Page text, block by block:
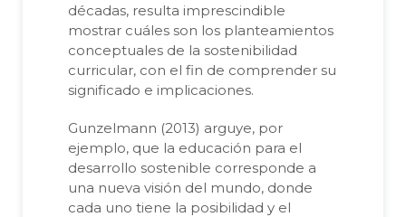
décadas, resulta imprescindible
mostrar cuáles son los planteamientos
conceptuales de la sostenibilidad
curricular, con el fin de comprender su
significado e implicaciones.
Gunzelmann (2013) arguye, por
ejemplo, que la educación para el
desarrollo sostenible corresponde a
una nueva visión del mundo, donde
cada uno tiene la posibilidad y el